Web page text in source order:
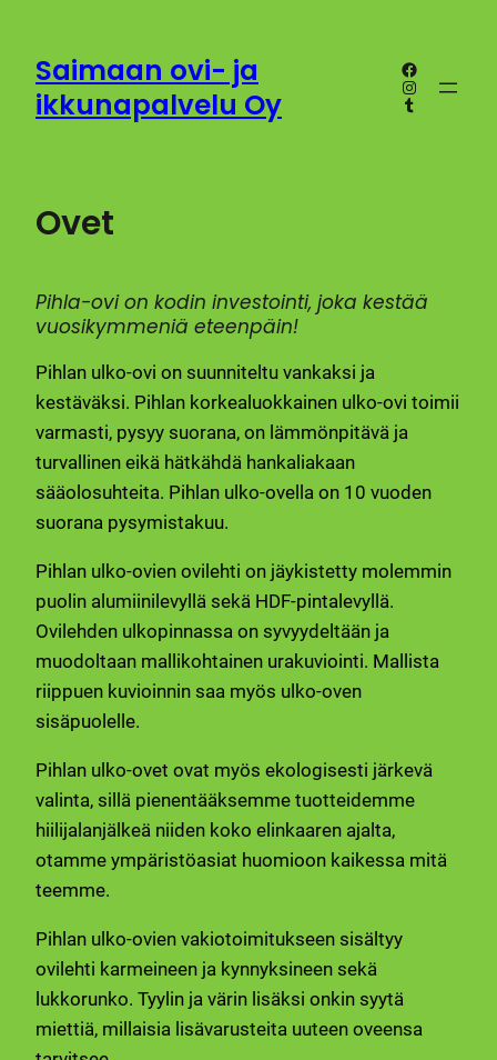
Saimaan ovi- ja
ikkunapalvelu Oy
Facebook
Instagram
Tumblr
Ovet
Pihla-ovi on kodin investointi, joka kestää
vuosikymmeniä eteenpäin!
Pihlan ulko-ovi on suunniteltu vankaksi ja
kestäväksi. Pihlan korkealuokkainen ulko-ovi toimii
varmasti, pysyy suorana, on lämmönpitävä ja
turvallinen eikä hätkähdä hankaliakaan
sääolosuhteita. Pihlan ulko-ovella on 10 vuoden
suorana pysymistakuu.
Pihlan ulko-ovien ovilehti on jäykistetty molemmin
puolin alumiinilevyllä sekä HDF-pintalevyllä.
Ovilehden ulkopinnassa on syvyydeltään ja
muodoltaan mallikohtainen urakuviointi. Mallista
riippuen kuvioinnin saa myös ulko-oven
sisäpuolelle.
Pihlan ulko-ovet ovat myös ekologisesti järkevä
valinta, sillä pienentääksemme tuotteidemme
hiilijalanjälkeä niiden koko elinkaaren ajalta,
otamme ympäristöasiat huomioon kaikessa mitä
teemme.
Pihlan ulko-ovien vakiotoimitukseen sisältyy
ovilehti karmeineen ja kynnyksineen sekä
lukkorunko. Tyylin ja värin lisäksi onkin syytä
miettiä, millaisia lisävarusteita uuteen oveensa